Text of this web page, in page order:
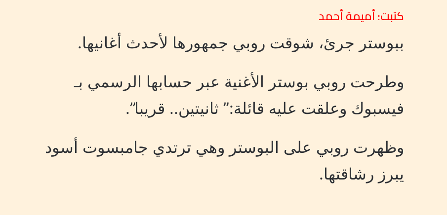
كتبت: أميمة أحمد
ببوستر جرئ، شوقت روبي جمهورها لأحدث أغانيها.
وطرحت روبي بوستر الأغنية عبر حسابها الرسمي بـ
فيسبوك وعلقت عليه قائلة:” ثانيتين.. قريبا”.
وظهرت روبي على البوستر وهي ترتدي جامبسوت أسود
يبرز رشاقتها.